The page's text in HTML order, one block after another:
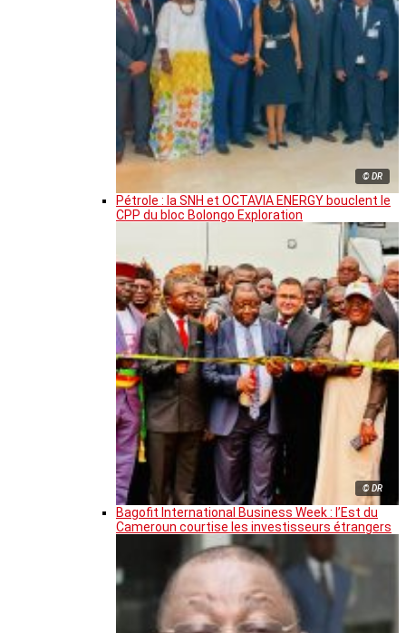
© DR
Pétrole : la SNH et OCTAVIA ENERGY bouclent le
CPP du bloc Bolongo Exploration
© DR
Bagofit International Business Week : l’Est du
Cameroun courtise les investisseurs étrangers